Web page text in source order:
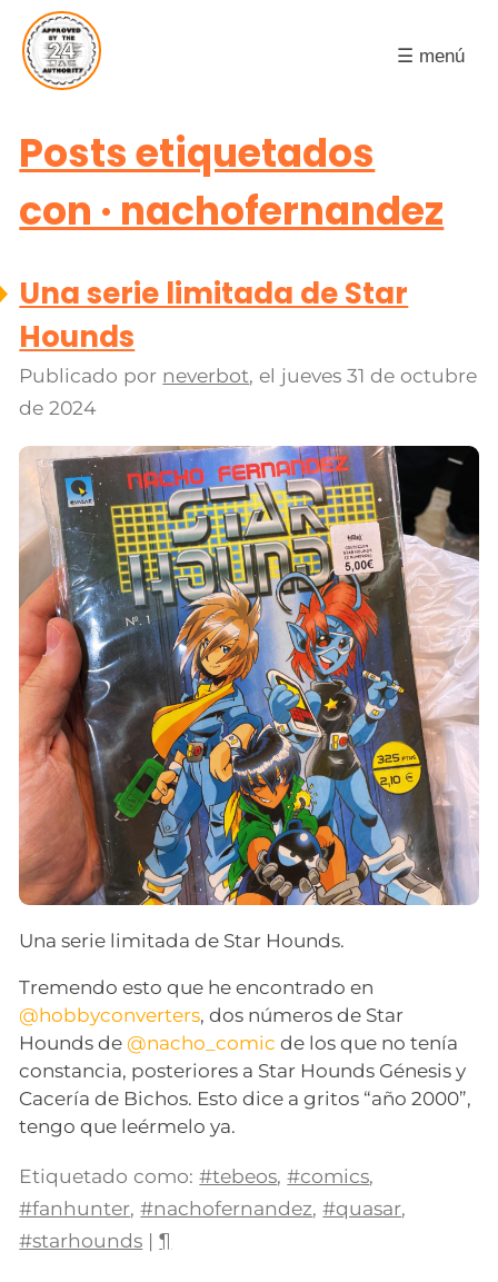
☰ menú
Posts etiquetados
con · nachofernandez
Una serie limitada de Star
Hounds
Publicado por neverbot, el jueves 31 de octubre
de 2024
Una serie limitada de Star Hounds.
Tremendo esto que he encontrado en
@hobbyconverters, dos números de Star
Hounds de @nacho_comic de los que no tenía
constancia, posteriores a Star Hounds Génesis y
Cacería de Bichos. Esto dice a gritos “año 2000”,
tengo que leérmelo ya.
Etiquetado como: #tebeos,#comics,
#fanhunter,#nachofernandez,#quasar,
#starhounds |¶